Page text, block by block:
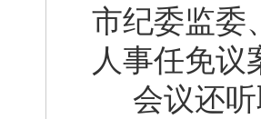
市纪委监委
人事任免议
会议还听